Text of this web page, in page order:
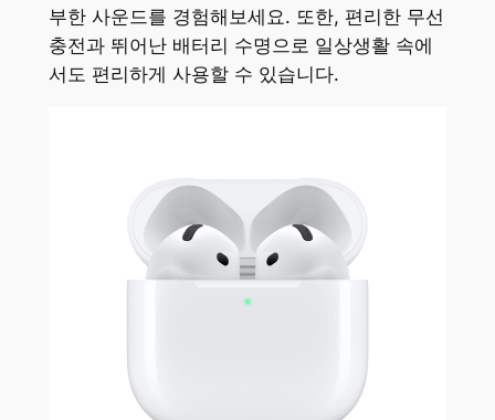
부한 사운드를 경험해보세요. 또한, 편리한 무선
충전과 뛰어난 배터리 수명으로 일상생활 속에
서도 편리하게 사용할 수 있습니다.